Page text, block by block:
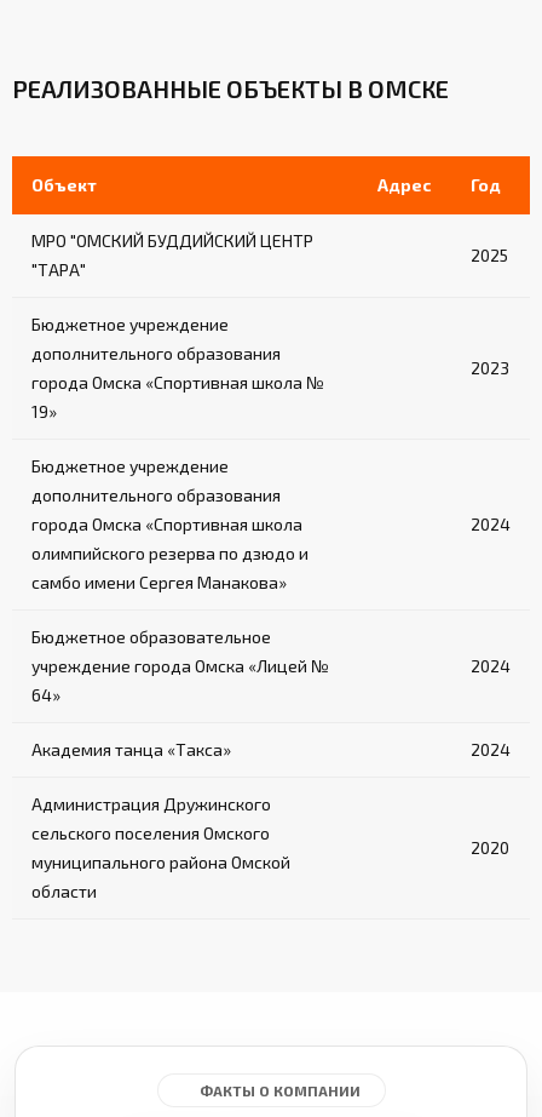
РЕАЛИЗОВАННЫЕ ОБЪЕКТЫ В ОМСКЕ
Объект Адрес Год
МРО "ОМСКИЙ БУДДИЙСКИЙ ЦЕНТР
"ТАРА"
2025
Бюджетное учреждение
дополнительного образования
города Омска «Спортивная школа №
19»
2023
Бюджетное учреждение
дополнительного образования
города Омска «Спортивная школа
олимпийского резерва по дзюдо и
самбо имени Сергея Манакова»
2024
Бюджетное образовательное
учреждение города Омска «Лицей №
64»
2024
Академия танца «Такса» 2024
Администрация Дружинского
сельского поселения Омского
муниципального района Омской
области
2020
ФАКТЫ О КОМПАНИИ